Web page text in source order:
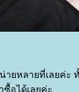
ายหลายที่เลยค่ะ
ซื้อได้เลยค่ะ